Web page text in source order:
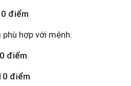
điểm
hợp với mệnh:
điểm
điểm